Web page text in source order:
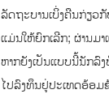
ລັດຖະບານເບິ່ງຄືນກ່ຽວ
ແມ່ນໃຫ້ຍົກເລີກ; ຜ່ານມ
ຫາກຍັງເປັນແບບນີ້ນັກລົ
ໄປລົງທຶນຢູ່ປະເທດອ້ອມ